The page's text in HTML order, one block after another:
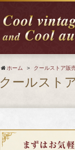
ホーム > クールストア販
クールスト